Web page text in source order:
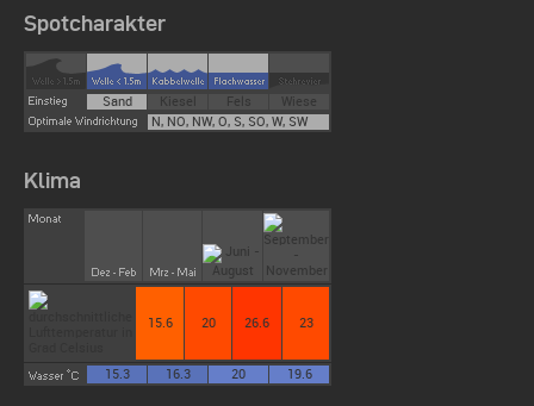
Spotcharakter
Sand Kiesel Fels
Wiese
N, NO, NW, O, S, SO, W, SW
Klima
15.6 20 26.6 23
15.3 16.3 20 19.6